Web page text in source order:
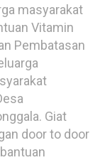
masyarakat
Vitamin
Pembatasan
Giat
door to door